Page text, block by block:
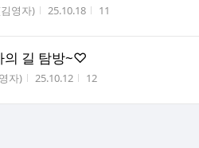
영자) 작성시간
25.10.18 조회수
11
의 길 탐방~♡
자) 작성시간
25.10.12 조회수
12